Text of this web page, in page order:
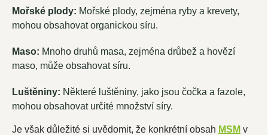
Mořské plody: Mořské plody, zejména ryby a krevety,
mohou obsahovat organickou síru.
Maso: Mnoho druhů masa, zejména drůbež a hovězí
maso, může obsahovat síru.
Luštěniny: Některé luštěniny, jako jsou čočka a fazole,
mohou obsahovat určité množství síry.
Je však důležité si uvědomit, že konkrétní obsah MSM v